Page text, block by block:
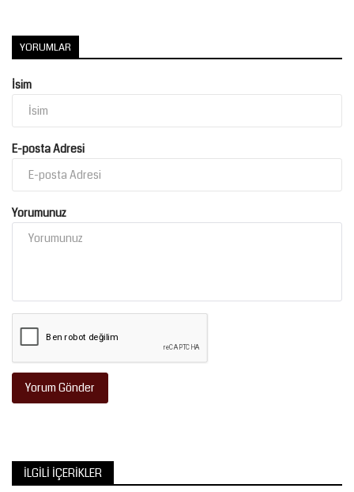
YORUMLAR
İsim
E-posta Adresi
Yorumunuz
Yorum Gönder
İLGILI İÇERIKLER